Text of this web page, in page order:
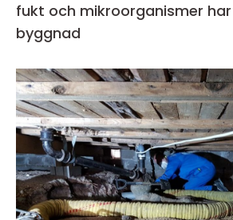
fukt och mikroorganismer
byggnad